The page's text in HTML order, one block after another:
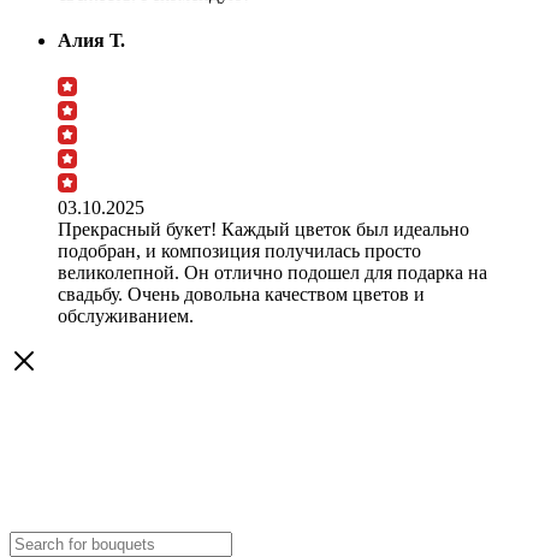
Алия Т.
03.10.2025
Прекрасный букет! Каждый цветок был идеально
подобран, и композиция получилась просто
великолепной. Он отлично подошел для подарка на
свадьбу. Очень довольна качеством цветов и
обслуживанием.